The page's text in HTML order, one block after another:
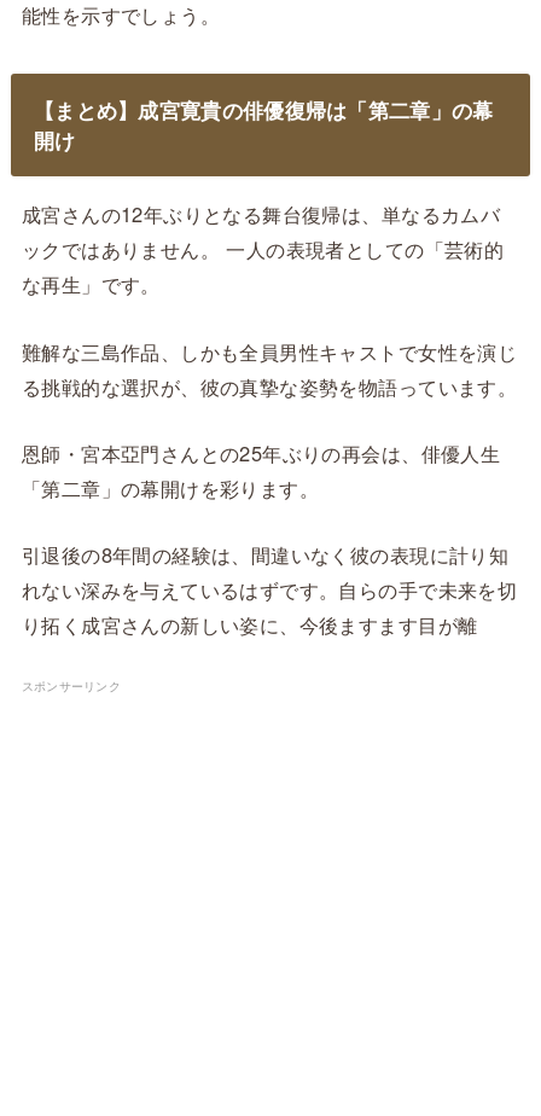
能性を示すでしょう。
【まとめ】成宮寛貴の俳優復帰は「第二章」の幕
開け
成宮さんの12年ぶりとなる舞台復帰は、単なるカムバ
ックではありません。 一人の表現者としての「芸術的
な再生」です。
難解な三島作品、しかも全員男性キャストで女性を演じ
る挑戦的な選択が、彼の真摯な姿勢を物語っています。
恩師・宮本亞門さんとの25年ぶりの再会は、俳優人生
「第二章」の幕開けを彩ります。
引退後の8年間の経験は、間違いなく彼の表現に計り知
れない深みを与えているはずです。自らの手で未来を切
り拓く成宮さんの新しい姿に、今後ますます目が離
スポンサーリンク